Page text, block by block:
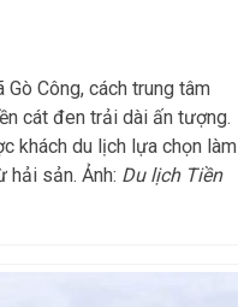
Gò Công, cách trung tâm
cát đen trải dài ấn tượng.
khách du lịch lựa chọn làm
hải sản. Ảnh: Du lịch Tiền